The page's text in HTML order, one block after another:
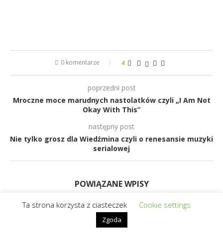
0 komentarze 4
poprzedni post
Mroczne moce marudnych nastolatków czyli „I Am Not
Okay With This”
następny post
Nie tylko grosz dla Wiedźmina czyli o renesansie muzyki
serialowej
POWIĄZANE WPISY
Ta strona korzysta z ciasteczek Cookie settings
Zgoda